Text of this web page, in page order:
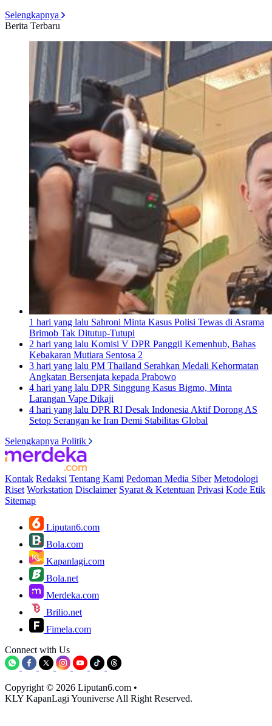
Selengkapnya
Berita Terbaru
1 hari yang lalu Sahroni Minta Kasus Polisi Tewas di Asrama
Brimob Tak Ditutup-Tutupi
2 hari yang lalu Komisi V DPR Panggil Kemenhub, Bahas
Kebakaran Mutiara Sentosa 2
3 hari yang lalu PM Thailand Serahkan Medali Kehormatan
Angkatan Bersenjata kepada Prabowo
4 hari yang lalu DPR Singgung Kasus Bigmo, Minta
Larangan Vape Dikaji
4 hari yang lalu DPR RI Desak Indonesia Aktif Dorong AS
Setop Serangan ke Iran Demi Stabilitas Global
Selengkapnya Politik
Kontak Redaksi Tentang Kami Pedoman Media Siber Metodologi
Riset Workstation Disclaimer Syarat & Ketentuan Privasi Kode Etik
Sitemap
Liputan6.com
Bola.com
Kapanlagi.com
Bola.net
Merdeka.com
Brilio.net
Fimela.com
Connect with Us
Copyright © 2026 Liputan6.com •
KLY KapanLagi Youniverse All Right Reserved.